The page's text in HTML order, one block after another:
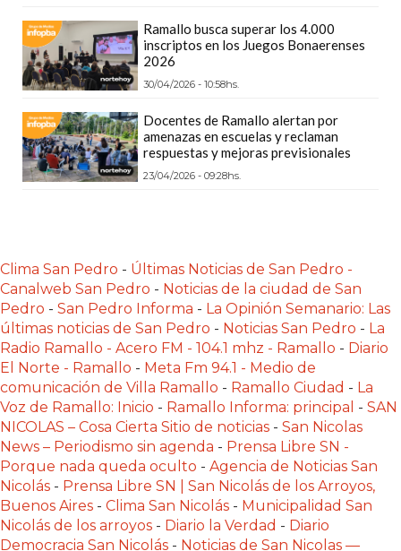
TIENDA
ONLINE
SIN
POR
VENTA
POR
MÁS
GASTRONÓMICOS
ELIGEN
CHANGUITO.COM.AR
PARA
RECIBIR
PEDIDOS
TIENDA
ONLINE
POR
WHATSAPP
Ramallo busca superar los 4.000
inscriptos en los Juegos Bonaerenses
2026
30/04/2026 - 10:58hs.
Docentes de Ramallo alertan por
amenazas en escuelas y reclaman
respuestas y mejoras previsionales
23/04/2026 - 09:28hs.
Clima San Pedro - Últimas Noticias de San Pedro -
Canalweb San Pedro - Noticias de la ciudad de San
Pedro - San Pedro Informa - La Opinión Semanario: Las
últimas noticias de San Pedro - Noticias San Pedro - La
Radio Ramallo - Acero FM - 104.1 mhz - Ramallo - Diario
El Norte - Ramallo - Meta Fm 94.1 - Medio de
comunicación de Villa Ramallo - Ramallo Ciudad - La
Voz de Ramallo: Inicio - Ramallo Informa: principal - SAN
NICOLAS – Cosa Cierta Sitio de noticias - San Nicolas
News – Periodismo sin agenda - Prensa Libre SN -
Porque nada queda oculto - Agencia de Noticias San
Nicolás - Prensa Libre SN | San Nicolás de los Arroyos,
Buenos Aires - Clima San Nicolás - Municipalidad San
Nicolás de los arroyos - Diario la Verdad - Diario
Democracia San Nicolás - Noticias de San Nicolas —